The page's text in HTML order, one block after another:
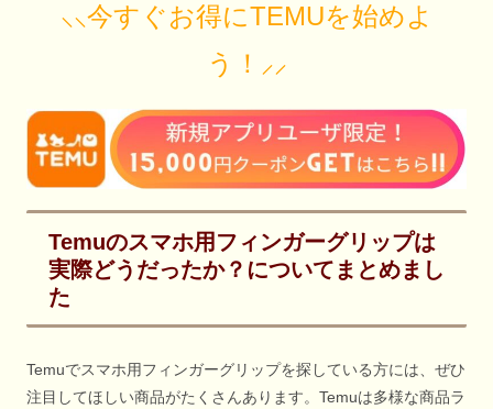
⸜⸜今すぐお得にTEMUを始めよ
う！⸝⸝
Temuのスマホ用フィンガーグリップは
実際どうだったか？についてまとめまし
た
Temuでスマホ用フィンガーグリップを探している方には、ぜひ
注目してほしい商品がたくさんあります。Temuは多様な商品ラ